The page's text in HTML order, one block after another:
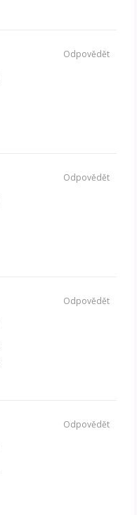
Odpovědět
Odpovědět
Odpovědět
Odpovědět